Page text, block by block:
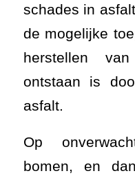
schades in
de mogelijke
herstellen
ontstaan is
asfalt.
Op
bomen, en